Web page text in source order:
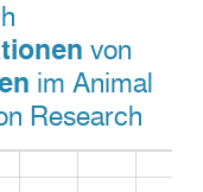
von
im Animal
Research